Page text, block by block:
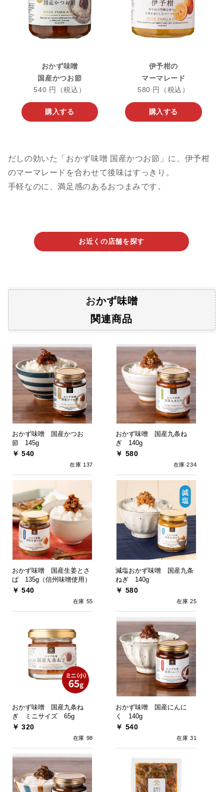
おかず味噌
国産かつお節
540 円（税込）
購入する
伊予柑の
マーマレード
580 円（税込）
購入する
だしの効いた「おかず味噌 国産かつお節」に、伊予柑
のマーマレードを合わせて後味はすっきり。
手軽なのに、満足感のあるおつまみです。
お近くの店舗を探す
おかず味噌
関連商品
おかず味噌 国産かつお
節 145g
￥ 540
在庫 137
おかず味噌 国産九条ね
ぎ 140g
￥ 580
在庫 234
おかず味噌 国産生姜とさ
ば 135g（信州味噌使用）
￥ 540
在庫 55
減塩おかず味噌 国産九条
ねぎ 140g
￥ 580
在庫 25
おかず味噌 国産九条ね
ぎ ミニサイズ 65g
￥ 320
在庫 98
おかず味噌 国産にんに
く 140g
￥ 540
在庫 31